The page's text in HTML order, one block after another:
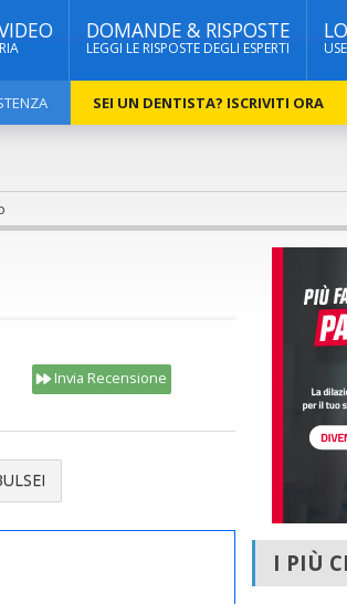
DOMANDE & RISPOSTE
LEGGI LE RISPOSTE DEGLI ESPERTI
SEI UN DENTISTA? ISCRIVITI ORA
Invia Recensione
I PIÙ